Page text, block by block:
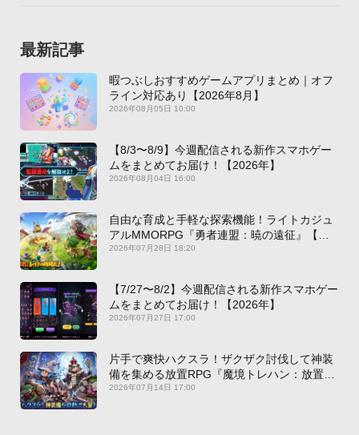
最新記事
暇つぶしおすすめゲームアプリまとめ｜オフ
ライン対応あり【2026年8月】
2026年08月05日 10:00
【8/3〜8/9】今週配信される新作スマホゲー
ムをまとめてお届け！【2026年】
2026年08月04日 16:00
自由な育成と手軽な探索機能！ライトカジュ
アルMMORPG『勇者連盟：暁の遠征』【最
新作PICKUP】
2026年07月28日 18:20
【7/27〜8/2】今週配信される新作スマホゲー
ムをまとめてお届け！【2026年】
2026年07月27日 17:00
片手で爽快ハクスラ！ザクザク討伐して神装
備を集める放置RPG『魔境トレハン：放置で
神装備』【最新作PICKUP】
2026年07月14日 17:00